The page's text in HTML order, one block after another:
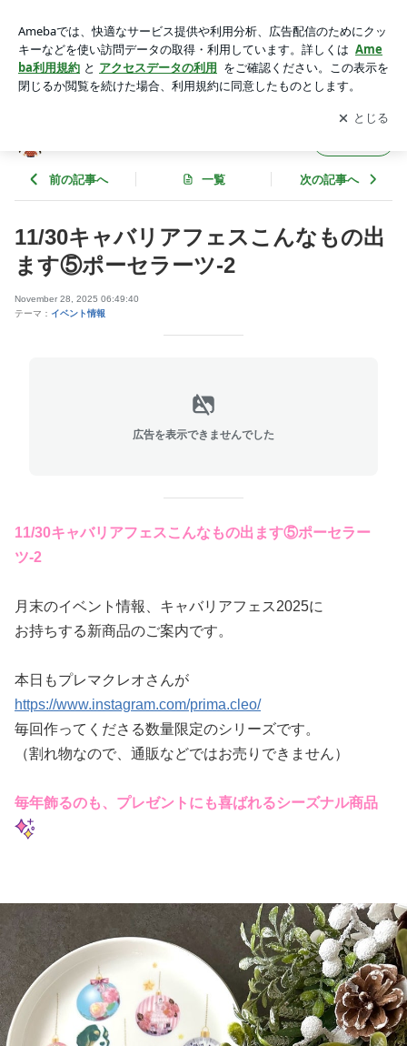
キャバリア☆ニコラ様 ご奉仕日記
アプリをダウンロードして ブログの更新通知
を受け取りまし
ょう。
開く
前の記事へ 一覧 次の記事へ
11/30キャバリアフェスこんなもの出
ます⑤ポーセラーツ-2
November 28, 2025 06:49:40
テーマ： イベント情報
広告を表示できませんでした
11/30キャバリアフェスこんなもの出ます⑤ポーセラー
ツ-2
月末のイベント情報、キャバリアフェス2025に
お持ちする新商品のご案内です。
本日もプレマクレオさんが
https://www.instagram.com/prima.cleo/
毎回作ってくださる数量限定のシリーズです。
（割れ物なので、通販などではお売りできません）
毎年飾るのも、プレゼントにも喜ばれるシーズナル商品